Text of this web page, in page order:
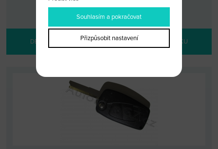
DETAIL PRODUKTU PŘIDAT DO KOŠÍKU
Souhlasím a pokračovat
Přizpůsobit nastavení